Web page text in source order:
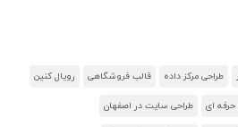
طراحی مرکز داده قالب فروشگاهی رویال کنین
ای طراحی سایت در اصفهان